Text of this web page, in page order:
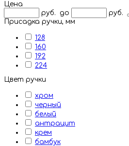
Цена
руб.
до
руб.
Присадка ручки, мм
128
160
192
224
Цвет ручки
хром
черный
белый
антрацит
крем
бамбук